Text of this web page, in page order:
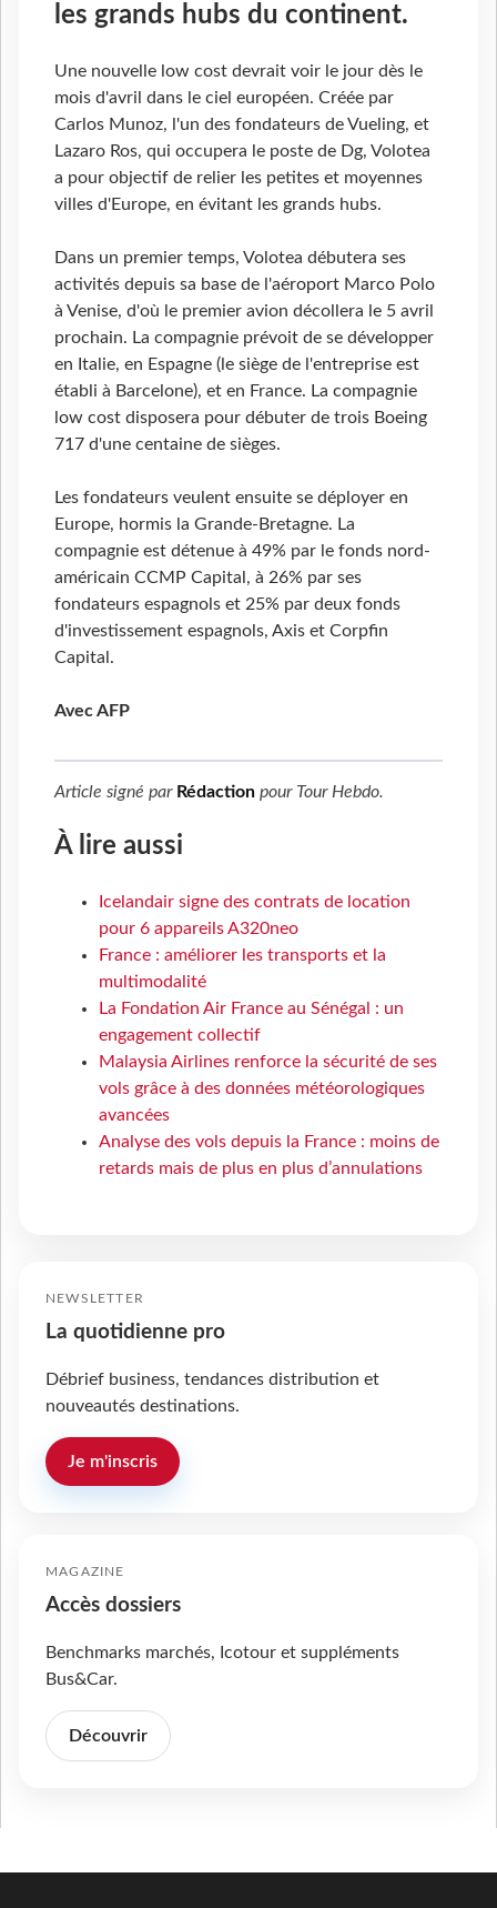
les grands hubs du continent.
Une nouvelle low cost devrait voir le jour dès le
mois d'avril dans le ciel européen. Créée par
Carlos Munoz, l'un des fondateurs de Vueling, et
Lazaro Ros, qui occupera le poste de Dg, Volotea
a pour objectif de relier les petites et moyennes
villes d'Europe, en évitant les grands hubs.
Dans un premier temps, Volotea débutera ses
activités depuis sa base de l'aéroport Marco Polo
à Venise, d'où le premier avion décollera le 5 avril
prochain. La compagnie prévoit de se développer
en Italie, en Espagne (le siège de l'entreprise est
établi à Barcelone), et en France. La compagnie
low cost disposera pour débuter de trois Boeing
717 d'une centaine de sièges.
Les fondateurs veulent ensuite se déployer en
Europe, hormis la Grande-Bretagne. La
compagnie est détenue à 49% par le fonds nord-
américain CCMP Capital, à 26% par ses
fondateurs espagnols et 25% par deux fonds
d'investissement espagnols, Axis et Corpfin
Capital.
Avec AFP
Article signé par Rédaction pour Tour Hebdo.
À lire aussi
Icelandair signe des contrats de location
pour 6 appareils A320neo
France : améliorer les transports et la
multimodalité
La Fondation Air France au Sénégal : un
engagement collectif
Malaysia Airlines renforce la sécurité de ses
vols grâce à des données météorologiques
avancées
Analyse des vols depuis la France : moins de
retards mais de plus en plus d’annulations
NEWSLETTER
La quotidienne pro
Débrief business, tendances distribution et
nouveautés destinations.
Je m'inscris
MAGAZINE
Accès dossiers
Benchmarks marchés, Icotour et suppléments
Bus&Car.
Découvrir